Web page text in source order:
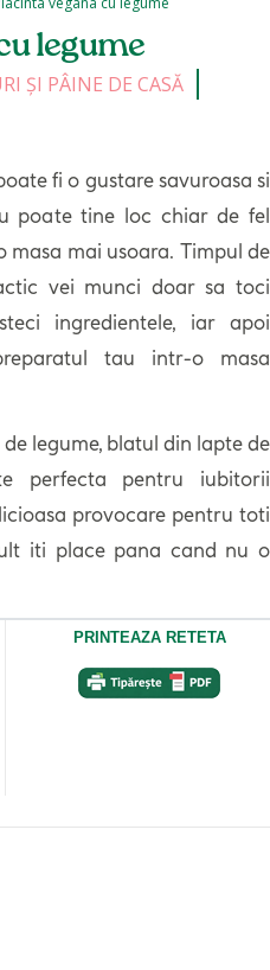
legume
ȘI PÂINE DE CASĂ
fi o gustare savuroasa si
poate tine loc chiar de fel
masa mai usoara. Timpul de
vei munci doar sa toci
ingredientele, iar apoi
tau intr-o masa
legume, blatul din lapte de
perfecta pentru iubitorii
provocare pentru toti
iti place pana cand nu o
PRINTEAZA RETETA